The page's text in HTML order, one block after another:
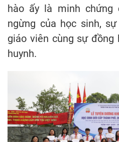
hào ấy là minh chứng
ngừng của học sinh,
giáo viên cùng sự đồng
huynh.